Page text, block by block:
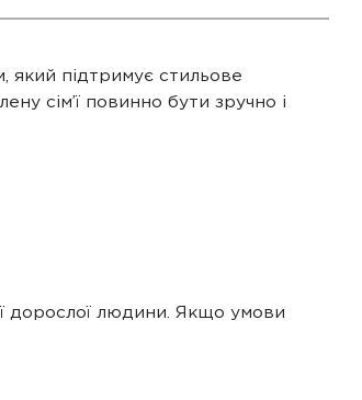
який підтримує стильове
сім’ї повинно бути зручно і
дорослої людини. Якщо умови